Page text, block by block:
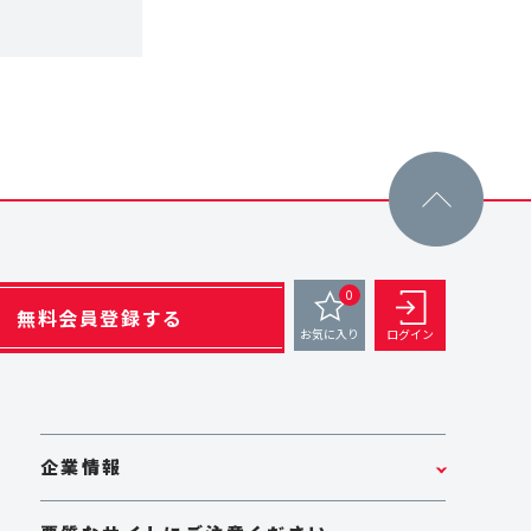
無料会員登録する
0
お気に入り ログイン
企業情報